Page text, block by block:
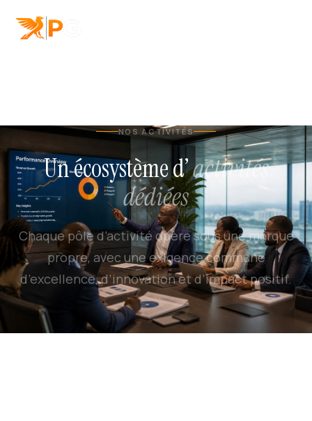
NOS ACTIVITÉS
Un écosystème d’activités
dédiées
Chaque pôle d’activité opère sous une marque
propre, avec une exigence commune
d’excellence, d’innovation et d’impact positif.